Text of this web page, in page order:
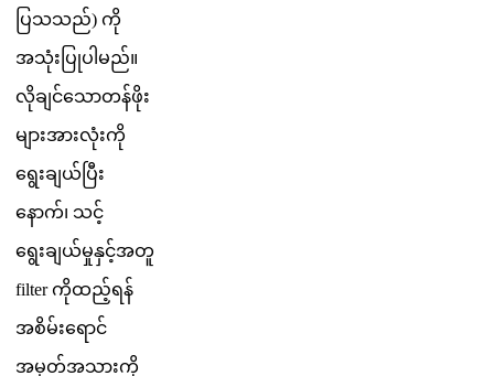
ပသသည) က
အသ ပပ မည။
လခငသတနဖ
မအလက
ရခယ ပ
နက၊ သင
ရခယမနငအတ
filter ကထညရန
အစမရင
အမတအသက